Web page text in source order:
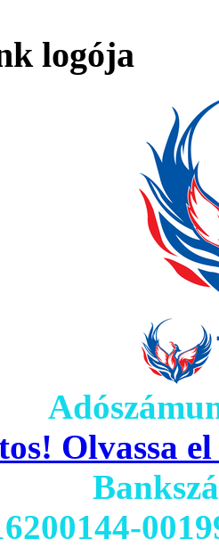
logója
Olvassa